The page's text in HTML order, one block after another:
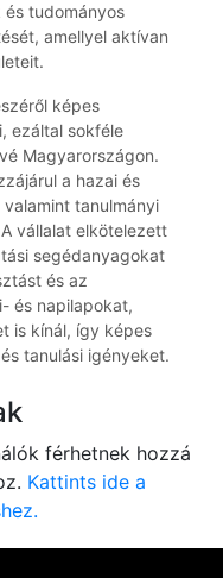
tudományos
amellyel aktívan
képes
ezáltal sokféle
Magyarországon.
a hazai és
tanulmányi
vállalat elkötelezett
segédanyagokat
és az
és napilapokat,
is kínál, így képes
tanulási igényeket.
férhetnek hozzá
Kattints ide a